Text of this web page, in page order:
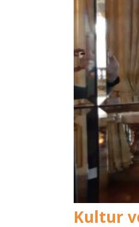
Kultur